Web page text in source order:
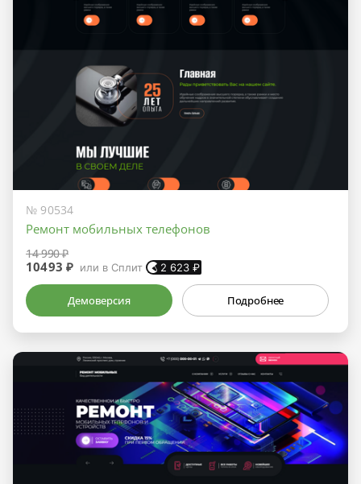
№ 90534
Ремонт мобильных телефонов
14 990 ₽
10493 ₽ или в Сплит 2 623 ₽
Демоверсия Подробнее